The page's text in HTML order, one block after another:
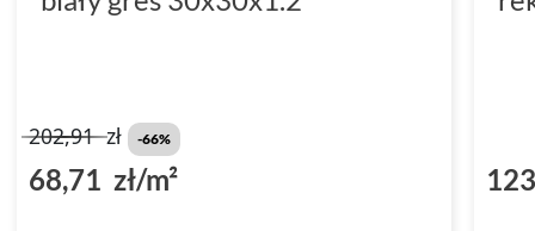
202,91zł -66%
68,71 zł/m²